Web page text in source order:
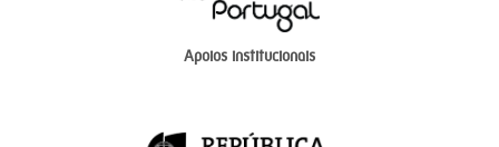
Apoios institucionais